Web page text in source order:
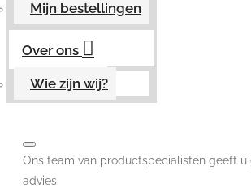
Mijn bestellingen
Over ons
Wie zijn wij?
Ons team van productspecialisten geeft u
advies.